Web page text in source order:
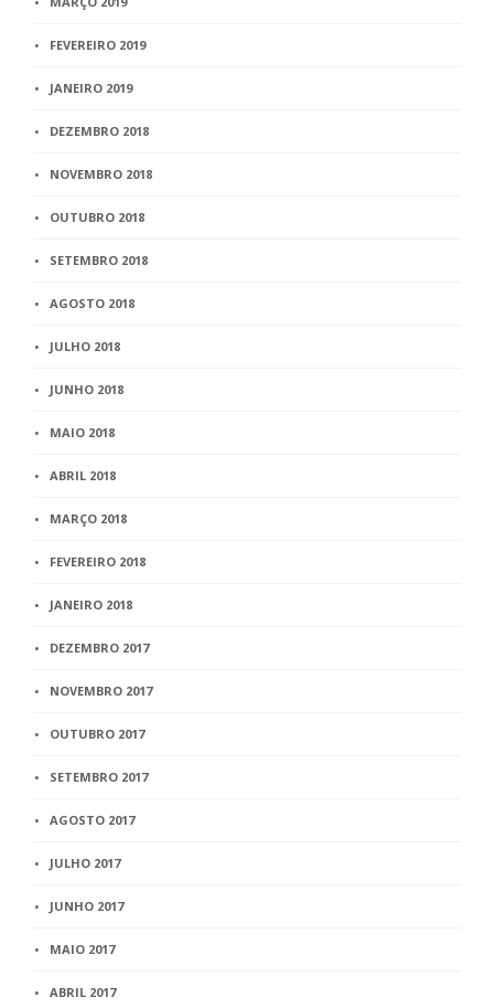
FEVEREIRO 2019
JANEIRO 2019
DEZEMBRO 2018
NOVEMBRO 2018
OUTUBRO 2018
SETEMBRO 2018
AGOSTO 2018
JULHO 2018
JUNHO 2018
MAIO 2018
ABRIL 2018
MARÇO 2018
FEVEREIRO 2018
JANEIRO 2018
DEZEMBRO 2017
NOVEMBRO 2017
OUTUBRO 2017
SETEMBRO 2017
AGOSTO 2017
JULHO 2017
JUNHO 2017
MAIO 2017
ABRIL 2017